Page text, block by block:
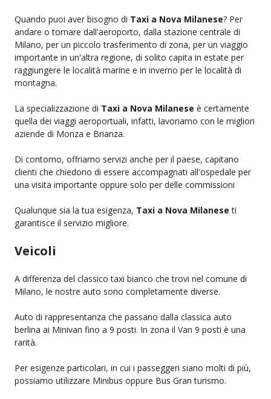
Quando puoi aver bisogno di Taxi a Nova Milanese? Per
andare o tornare dall'aeroporto, dalla stazione centrale di
Milano, per un piccolo trasferimento di zona, per un viaggio
importante in un'altra regione, di solito capita in estate per
raggiungere le località marine e in inverno per le località di
montagna.
La specializzazione di Taxi a Nova Milanese è certamente
quella dei viaggi aeroportuali, infatti, lavoriamo con le migliori
aziende di Monza e Brianza.
Di contorno, offriamo servizi anche per il paese, capitano
clienti che chiedono di essere accompagnati all'ospedale per
una visita importante oppure solo per delle commissioni
Qualunque sia la tua esigenza, Taxi a Nova Milanese ti
garantisce il servizio migliore.
Veicoli
A differenza del classico taxi bianco che trovi nel comune di
Milano, le nostre auto sono completamente diverse.
Auto di rappresentanza che passano dalla classica auto
berlina ai Minivan fino a 9 posti. In zona il Van 9 posti è una
rarità.
Per esigenze particolari, in cui i passeggeri siano molti di più,
possiamo utilizzare Minibus oppure Bus Gran turismo.